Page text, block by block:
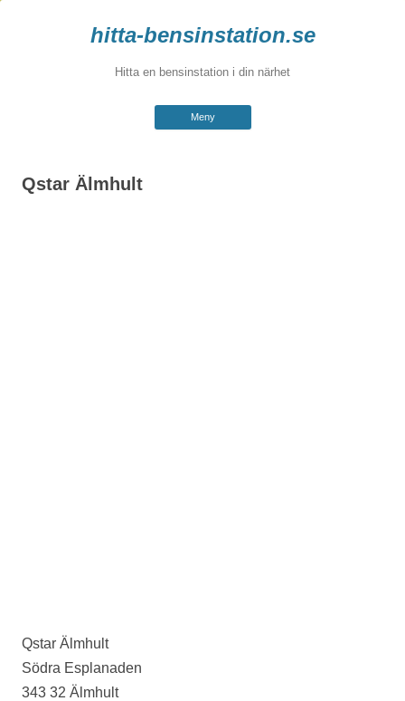
hitta-bensinstation.se
Hitta en bensinstation i din närhet
Meny
Hoppa
till
Qstar Älmhult
Qstar Älmhult
Södra Esplanaden
343 32 Älmhult